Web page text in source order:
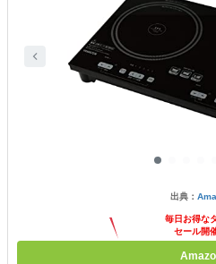
出典：
毎日お得な
セール開